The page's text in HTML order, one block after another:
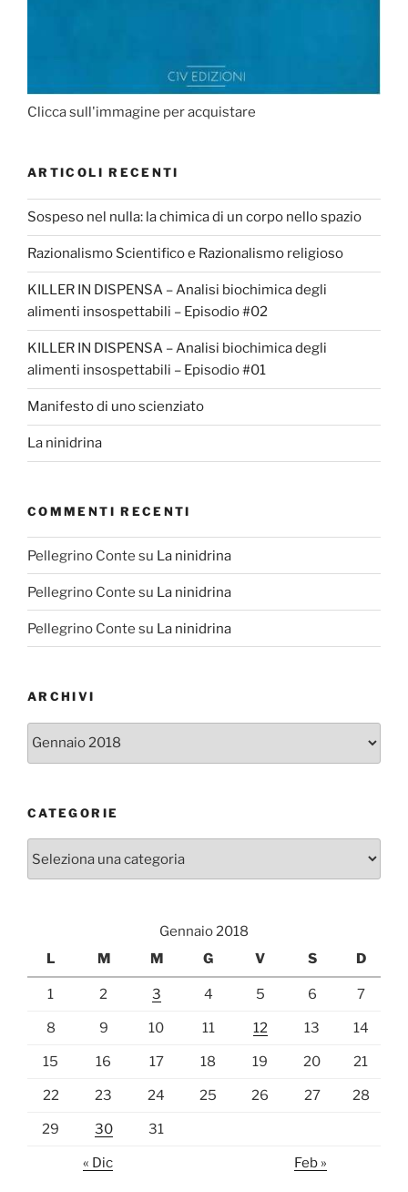
Clicca sull'immagine per acquistare
ARTICOLI RECENTI
Sospeso nel nulla: la chimica di un corpo nello spazio
Razionalismo Scientifico e Razionalismo religioso
KILLER IN DISPENSA – Analisi biochimica degli
alimenti insospettabili – Episodio #02
KILLER IN DISPENSA – Analisi biochimica degli
alimenti insospettabili – Episodio #01
Manifesto di uno scienziato
La ninidrina
COMMENTI RECENTI
Pellegrino Conte su La ninidrina
Pellegrino Conte su La ninidrina
Pellegrino Conte su La ninidrina
ARCHIVI
Archivi
CATEGORIE
Gennaio 2018
L
M M G V S D
1 2 3 4 5 6 7
8 9 10 11 12 13 14
15 16 17 18 19 20 21
22 23 24 25 26 27 28
29 30 31
« Dic Feb »